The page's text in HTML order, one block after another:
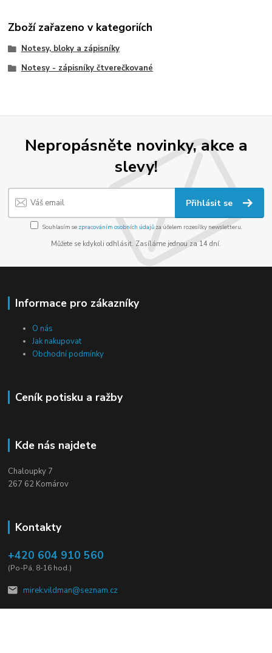
Zboží zařazeno v kategoriích
Notesy, bloky a zápisníky
Notesy - zápisníky čtverečkované
Nepropásněte novinky, akce a
slevy!
Přihlásit se
Souhlasím se zpracováním osobních údajůza účelem rozesílky newsletteru.
Můžete se kdykoli odhlásit. Zasíláme jednou za 14 dní.
Informace pro zákazníky
O nás
Jak nakupovat
Obchodní podmínky
Ceník potisku a ražby
Kde nás najdete
Chaloupky 7
267 62 Komárov
Kontakty
+420 604 910 560
(Po-Pá, 8-16 hod.)
mirek.vildman@seznam.cz